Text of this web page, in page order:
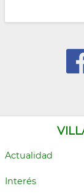
Actualidad
Interés